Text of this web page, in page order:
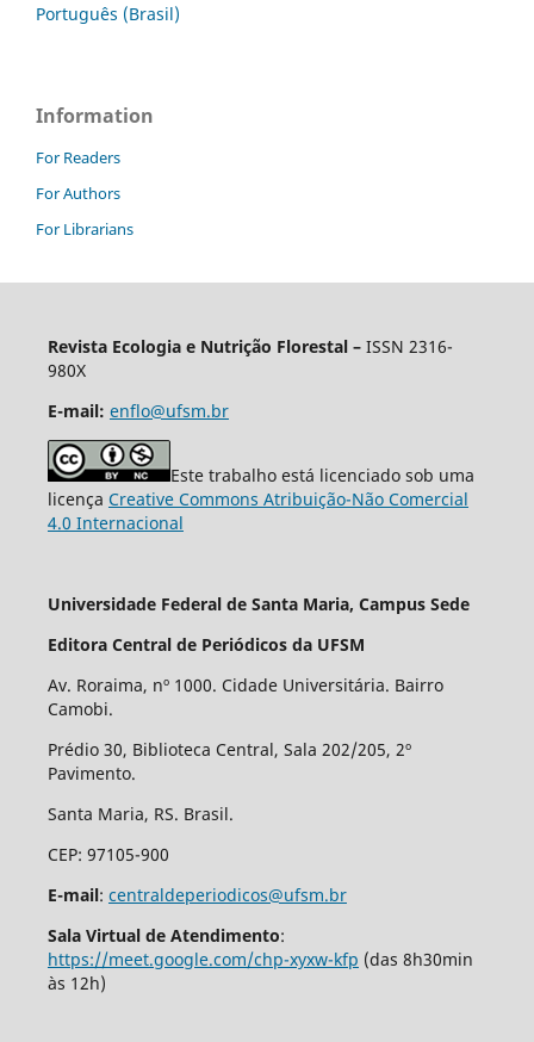
Português (Brasil)
Information
For Readers
For Authors
For Librarians
Revista Ecologia e Nutrição Florestal – ISSN 2316-
980X
E-mail: enflo@ufsm.br
Este trabalho está licenciado sob uma
licença Creative Commons Atribuição-Não Comercial
4.0 Internacional
Universidade Federal de Santa Maria, Campus Sede
Editora Central de Periódicos da UFSM
Av. Roraima, nº 1000. Cidade Universitária. Bairro
Camobi.
Prédio 30, Biblioteca Central, Sala 202/205, 2º
Pavimento.
Santa Maria, RS. Brasil.
CEP: 97105-900
E-mail: centraldeperiodicos@ufsm.br
Sala Virtual de Atendimento:
https://meet.google.com/chp-xyxw-kfp (das 8h30min
às 12h)